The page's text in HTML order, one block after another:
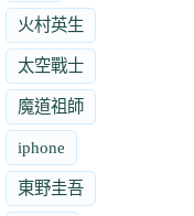
火村英生
太空戰士
魔道祖師
iphone
東野圭吾